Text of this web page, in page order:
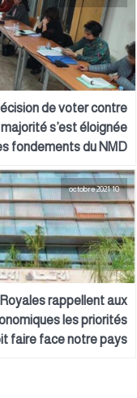
de voter contre
s’est éloignée
fondements du NMD
10 octobre 2021
rappellent aux
les priorités
faire face notre pays